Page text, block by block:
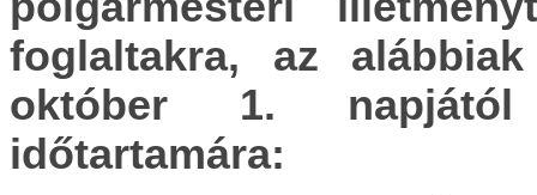
foglaltakra, az
október 1. nap
időtartamára: